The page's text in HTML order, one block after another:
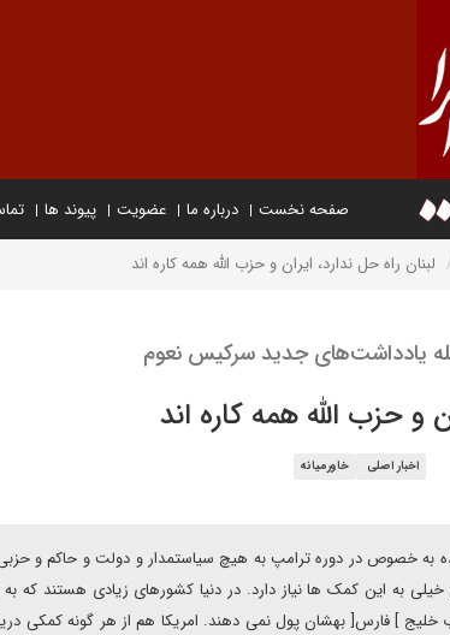
صفحه نخست درباره ما عضویت پیوند ها
لبنان راه حل ندارد، ایران و حزب الله همه کاره اند
یادداشت‌های جدید سرکیس نعوم
و حزب الله همه کاره اند
اخبار اصلی خاورمیانه
به خصوص در دوره ترامپ به هیچ سیاستمدار و دولت و حاکم و
به این کمک ها نیاز دارد. در دنیا کشورهای زیادی هستند که به
] فارس[ بهشان پول نمی دهند. امریکا هم از هر گونه کمکی